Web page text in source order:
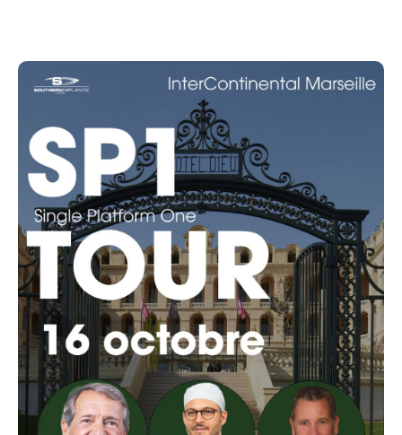
recherche et développement en un seul concept.
Venez faire sa rencontre lors d'une soirée conviviale
animée par nos professionnels de renoms: Dr. Patrick
Palacci, Dr. Charles Malthieu et Dr Mathieu Chautard.
Nous vous donnons rendez-vous :
**Hôtel Dieu Intercontinental Marseille -1 Pl. Daviel,
13002 Marseille
**Jeudi 16 Octobre 2025 à partir de 18h30